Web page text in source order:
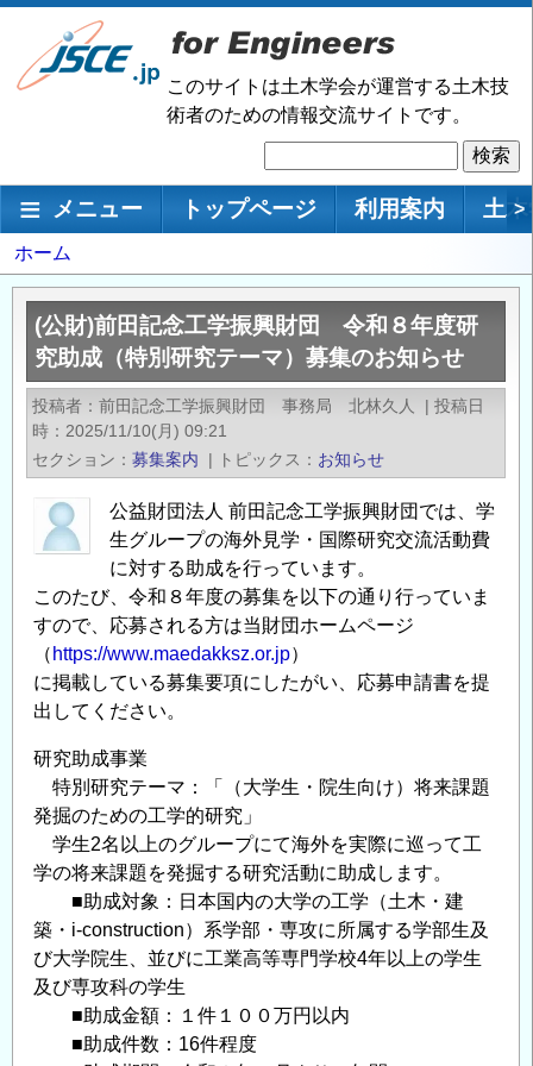
メ
ン
移
このサイトは土木学会が運営する土木技
術者のための情報交流サイトです。
索
メインナビゲーション
メニュー トップページ 利用案内 土 >
パ
ン
く
ず
ホーム
(公財)前田記念工学振興財団 令和８年度研
究助成（特別研究テーマ）募集のお知らせ
投稿者 前田記念工学振興財団 事務局 北林久人 | 投稿日
時
2025/11/10(月) 09:21
セクション
募集案内 | トピックス お知らせ
公益財団法人 前田記念工学振興財団では、学
生グループの海外見学・国際研究交流活動費
に対する助成を行っています。
このたび、令和８年度の募集を以下の通り行っていま
すので、応募される方は当財団ホームページ
（ https://www.maedakksz.or.jp）
に掲載している募集要項にしたがい、応募申請書を提
出してください。
研究助成事業
特別研究テーマ：「（大学生・院生向け）将来課題
発掘のための工学的研究」
学生2名以上のグループにて海外を実際に巡って工
学の将来課題を発掘する研究活動に助成します。
■助成対象：日本国内の大学の工学（土木・建
築・i-construction）系学部・専攻に所属する学部生及
び大学院生、並びに工業高等専門学校4年以上の学生
及び専攻科の学生
■助成金額：１件１００万円以内
■助成件数：16件程度